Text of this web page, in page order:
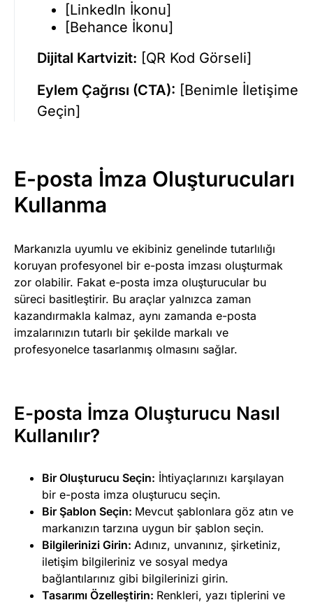
[LinkedIn İkonu]
[Behance İkonu]
Dijital Kartvizit: [QR Kod Görseli]
Eylem Çağrısı (CTA): [Benimle İletişime
Geçin]
E-posta İmza Oluşturucuları
Kullanma
Markanızla uyumlu ve ekibiniz genelinde tutarlılığı
koruyan profesyonel bir e-posta imzası oluşturmak
zor olabilir. Fakat e-posta imza oluşturucular bu
süreci basitleştirir. Bu araçlar yalnızca zaman
kazandırmakla kalmaz, aynı zamanda e-posta
imzalarınızın tutarlı bir şekilde markalı ve
profesyonelce tasarlanmış olmasını sağlar.
E-posta İmza Oluşturucu Nasıl
Kullanılır?
Bir Oluşturucu Seçin: İhtiyaçlarınızı karşılayan
bir e-posta imza oluşturucu seçin.
Bir Şablon Seçin: Mevcut şablonlara göz atın ve
markanızın tarzına uygun bir şablon seçin.
Bilgilerinizi Girin: Adınız, unvanınız, şirketiniz,
iletişim bilgileriniz ve sosyal medya
bağlantılarınız gibi bilgilerinizi girin.
Tasarımı Özelleştirin: Renkleri, yazı tiplerini ve